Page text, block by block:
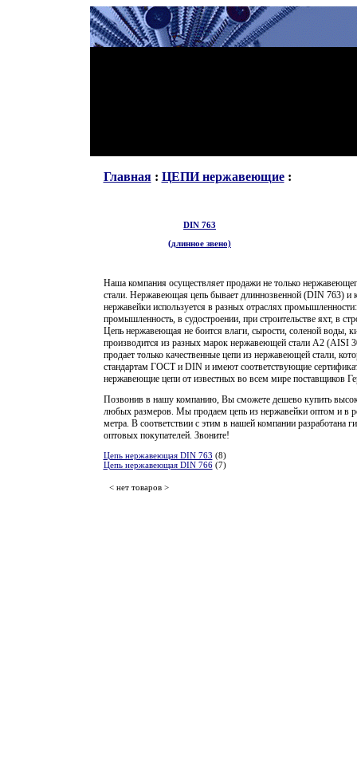
Главная: ЦЕПИ нержавеющие:
DIN 763
(длинное звено)
Наша компания осуществляет продажи не только
стали. Нержавеющая цепь бывает длиннозвенной (DIN763) и
нержавейки используется в разных отраслях
промышленность, в судостроении, при строительстве яхт, в
Цепь нержавеющая не боится влаги, сырости, соленой воды,
производится из разных марок нержавеющей стали А2 (AISI
продает только качественные цепи из нержавеющей стали,
стандартам ГОСТ и DINи имеют соответствующие
нержавеющие цепи от известных во всем мире поставщиков
Позвонив в нашу компанию, Вы сможете дешево купить
любых размеров. Мы продаем цепь из нержавейки оптом и в
метра. В соответствии с этим в нашей компании разработана
оптовых покупателей. Звоните!
Цепь нержавеющая DIN 763 (8)
Цепь нержавеющая DIN 766(7)
< нет товаров >